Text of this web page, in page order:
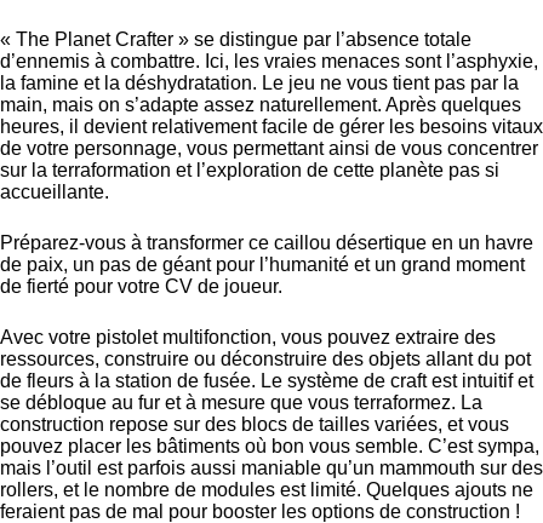
« The Planet Crafter » se distingue par l’absence totale
d’ennemis à combattre. Ici, les vraies menaces sont l’asphyxie,
la famine et la déshydratation. Le jeu ne vous tient pas par la
main, mais on s’adapte assez naturellement. Après quelques
heures, il devient relativement facile de gérer les besoins vitaux
de votre personnage, vous permettant ainsi de vous concentrer
sur la terraformation et l’exploration de cette planète pas si
accueillante.
Préparez-vous à transformer ce caillou désertique en un havre
de paix, un pas de géant pour l’humanité et un grand moment
de fierté pour votre CV de joueur.
Avec votre pistolet multifonction, vous pouvez extraire des
ressources, construire ou déconstruire des objets allant du pot
de fleurs à la station de fusée. Le système de craft est intuitif et
se débloque au fur et à mesure que vous terraformez. La
construction repose sur des blocs de tailles variées, et vous
pouvez placer les bâtiments où bon vous semble. C’est sympa,
mais l’outil est parfois aussi maniable qu’un mammouth sur des
rollers, et le nombre de modules est limité. Quelques ajouts ne
feraient pas de mal pour booster les options de construction !